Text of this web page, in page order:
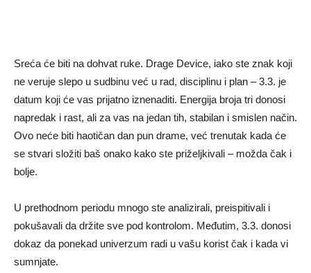
Sreća će biti na dohvat ruke. Drage Device, iako ste znak koji
ne veruje slepo u sudbinu već u rad, disciplinu i plan – 3.3. je
datum koji će vas prijatno iznenaditi. Energija broja tri donosi
napredak i rast, ali za vas na jedan tih, stabilan i smislen način.
Ovo neće biti haotičan dan pun drame, već trenutak kada će
se stvari složiti baš onako kako ste priželjkivali – možda čak i
bolje.
U prethodnom periodu mnogo ste analizirali, preispitivali i
pokušavali da držite sve pod kontrolom. Međutim, 3.3. donosi
dokaz da ponekad univerzum radi u vašu korist čak i kada vi
sumnjate.